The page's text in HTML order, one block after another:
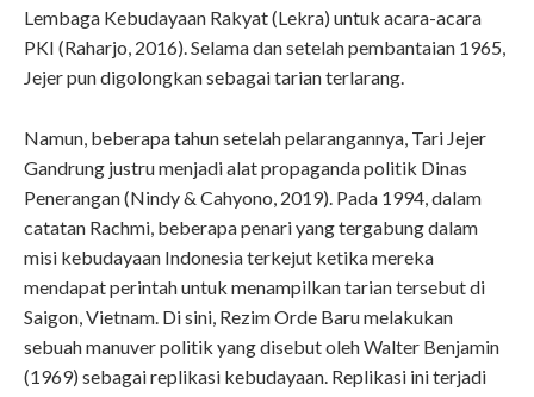
Lembaga Kebudayaan Rakyat (Lekra) untuk acara-acara
PKI (Raharjo, 2016). Selama dan setelah pembantaian 1965,
Jejer pun digolongkan sebagai tarian terlarang.
Namun, beberapa tahun setelah pelarangannya, Tari Jejer
Gandrung justru menjadi alat propaganda politik Dinas
Penerangan (Nindy & Cahyono, 2019). Pada 1994, dalam
catatan Rachmi, beberapa penari yang tergabung dalam
misi kebudayaan Indonesia terkejut ketika mereka
mendapat perintah untuk menampilkan tarian tersebut di
Saigon, Vietnam. Di sini, Rezim Orde Baru melakukan
sebuah manuver politik yang disebut oleh Walter Benjamin
(1969) sebagai replikasi kebudayaan. Replikasi ini terjadi